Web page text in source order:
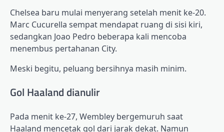
Chelsea baru mulai menyerang setelah menit ke-20.
Marc Cucurella sempat mendapat ruang di sisi kiri,
sedangkan Joao Pedro beberapa kali mencoba
menembus pertahanan City.
Meski begitu, peluang bersihnya masih minim.
Gol Haaland dianulir
Pada menit ke-27, Wembley bergemuruh saat
Haaland mencetak gol dari jarak dekat. Namun